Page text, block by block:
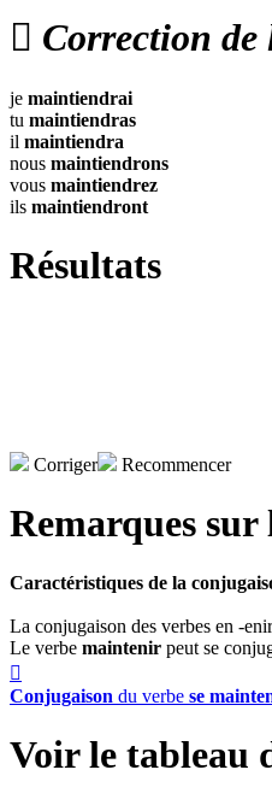
 Correction de
je maintiendrai
tu maintiendras
il maintiendra
nous maintiendrons
vous maintiendrez
ils maintiendront
Résultats
Corriger Recommencer
Remarques
Caractéristiques de la
La conjugaison des verbes en -
Le verbe maintenir peut se

Conjugaison du verbe se
Voir le tableau